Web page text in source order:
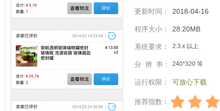
更新时间： 2018-04-16
程序大小： 28.20MB
系统要求： 2.3.x 以上
分 辨 率： 240*320 等
运行权限： 可放心下载
推荐指数：